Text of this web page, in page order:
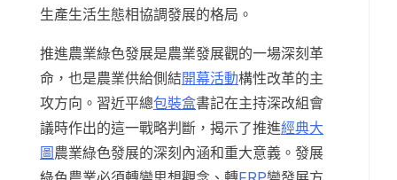
生產生活生態相協調發展的格局。
推進農業綠色發展是農業發展觀的一場深刻革
命，也是農業供給側結開幕活動構性改革的主
攻方向。習近平總包裝盒書記在主持深改組會
議時作出的這一戰略判斷，揭示了推進經典大
圖農業綠色發展的深刻內涵和重大意義。發展